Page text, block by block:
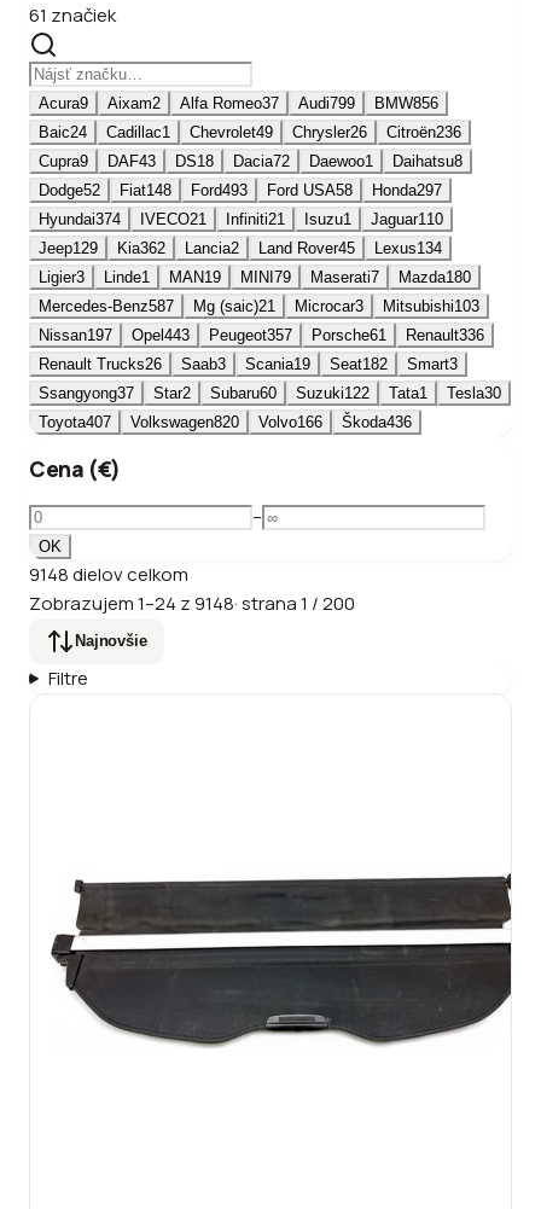
61 značiek
Acura9 Aixam2 Alfa Romeo37 Audi799 BMW856
Baic24 Cadillac1 Chevrolet49 Chrysler26 Citroën236
Cupra9 DAF43 DS18 Dacia72 Daewoo1 Daihatsu8
Dodge52 Fiat148 Ford493 Ford USA58 Honda297
Hyundai374 IVECO21 Infiniti21 Isuzu1 Jaguar110
Jeep129 Kia362 Lancia2 Land Rover45 Lexus134
Ligier3 Linde1 MAN19 MINI 79 Maserati7 Mazda180
Mercedes-Benz587 Mg (saic)21 Microcar3 Mitsubishi103
Nissan197 Opel 443 Peugeot357 Porsche61 Renault336
Renault Trucks26 Saab3 Scania19 Seat182 Smart3
Ssangyong37 Star2 Subaru60 Suzuki122 Tata1 Tesla30
Toyota407 Volkswagen820 Volvo166 Škoda436
Cena (€)
–
OK
9148dielovcelkom
Zobrazujem1–24 z9148·strana1 /200
Najnovšie
Filtre